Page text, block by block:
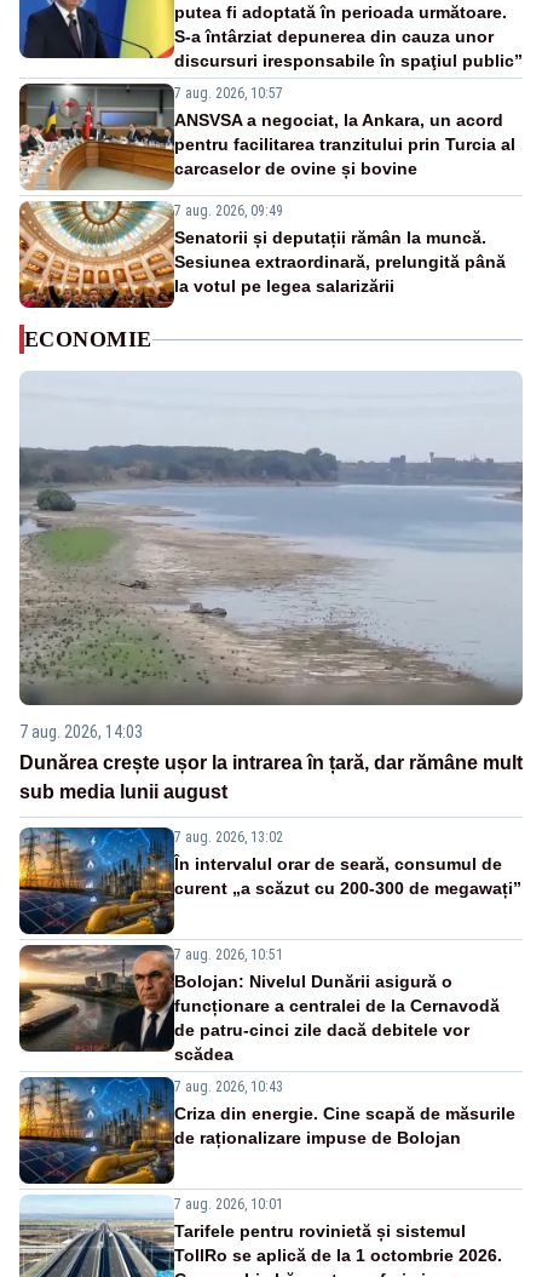
putea fi adoptată în perioada următoare.
S-a întârziat depunerea din cauza unor
discursuri iresponsabile în spaţiul public”
7 aug. 2026, 10:57
ANSVSA a negociat, la Ankara, un acord
pentru facilitarea tranzitului prin Turcia al
carcaselor de ovine și bovine
7 aug. 2026, 09:49
Senatorii și deputații rămân la muncă.
Sesiunea extraordinară, prelungită până
la votul pe legea salarizării
ECONOMIE
7 aug. 2026, 14:03
Dunărea crește ușor la intrarea în țară, dar rămâne mult
sub media lunii august
7 aug. 2026, 13:02
În intervalul orar de seară, consumul de
curent „a scăzut cu 200-300 de megawați”
7 aug. 2026, 10:51
Bolojan: Nivelul Dunării asigură o
funcționare a centralei de la Cernavodă
de patru-cinci zile dacă debitele vor
scădea
7 aug. 2026, 10:43
Criza din energie. Cine scapă de măsurile
de raționalizare impuse de Bolojan
7 aug. 2026, 10:01
Tarifele pentru rovinietă și sistemul
TollRo se aplică de la 1 octombrie 2026.